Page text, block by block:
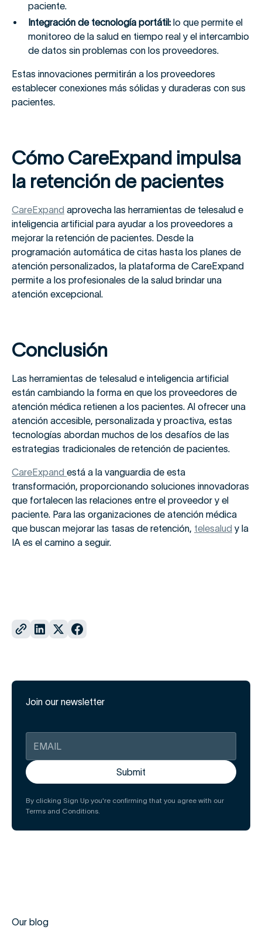
Join our newsletter
By clicking Sign Up you're confirming that you agree with our
Terms and Conditions.
paciente.
Integración de tecnología portátil: lo que permite el
monitoreo de la salud en tiempo real y el intercambio
de datos sin problemas con los proveedores.
Estas innovaciones permitirán a los proveedores
establecer conexiones más sólidas y duraderas con sus
pacientes.
Cómo CareExpand impulsa
la retención de pacientes
CareExpand aprovecha las herramientas de telesalud e
inteligencia artificial para ayudar a los proveedores a
mejorar la retención de pacientes. Desde la
programación automática de citas hasta los planes de
atención personalizados, la plataforma de CareExpand
permite a los profesionales de la salud brindar una
atención excepcional.
Conclusión
Las herramientas de telesalud e inteligencia artificial
están cambiando la forma en que los proveedores de
atención médica retienen a los pacientes. Al ofrecer una
atención accesible, personalizada y proactiva, estas
tecnologías abordan muchos de los desafíos de las
estrategias tradicionales de retención de pacientes.
CareExpand está a la vanguardia de esta
transformación, proporcionando soluciones innovadoras
que fortalecen las relaciones entre el proveedor y el
paciente. Para las organizaciones de atención médica
que buscan mejorar las tasas de retención, telesalud y la
IA es el camino a seguir.
Our blog